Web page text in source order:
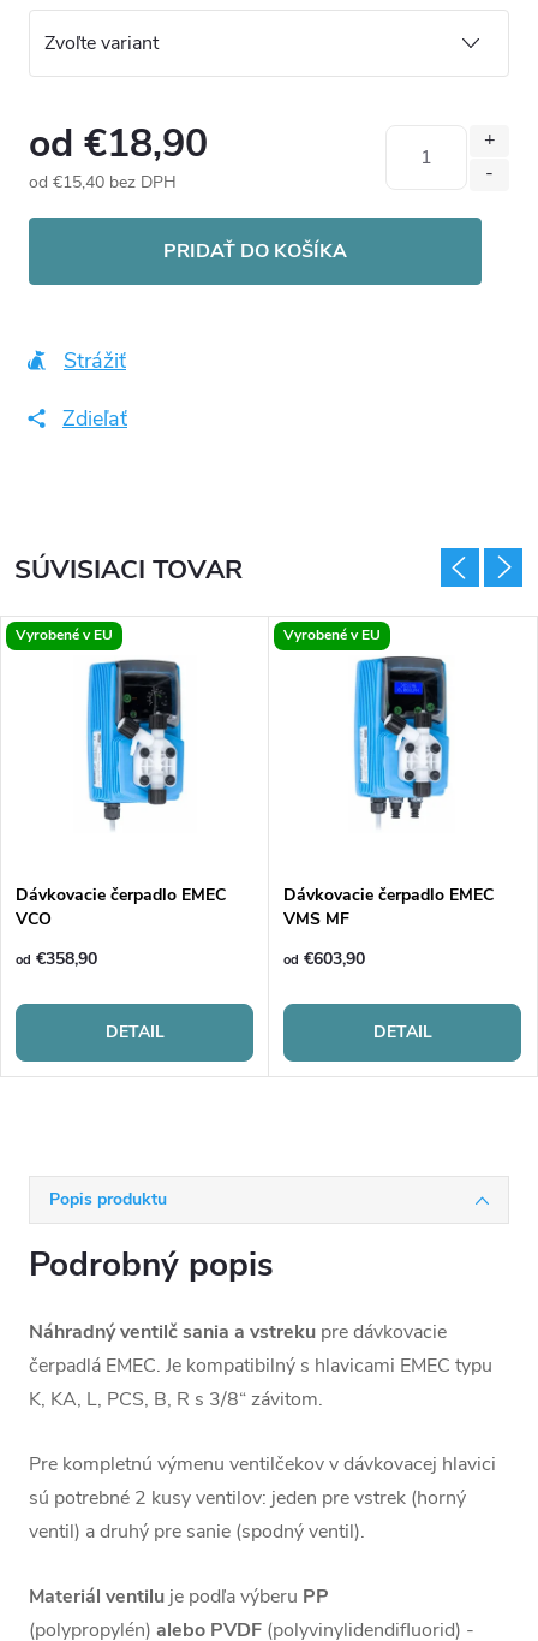
od €18,90
od €15,40 bez DPH
PRIDAŤ DO KOŠÍKA
Strážiť
Zdieľať
Popis produktu
Podrobný popis
Náhradný ventilč sania a vstreku pre dávkovacie
čerpadlá EMEC. Je kompatibilný s hlavicami EMEC typu
K, KA, L, PCS, B, R s 3/8“ závitom.
Pre kompletnú výmenu ventilčekov v dávkovacej hlavici
sú potrebné 2 kusy ventilov: jeden pre vstrek (horný
ventil) a druhý pre sanie (spodný ventil).
Materiál ventilu je podľa výberu PP
(polypropylén) alebo PVDF (polyvinylidendifluorid) -
SÚVISIACI TOVAR
Vyrobené v EU
Dávkovacie čerpadlo EMEC
VCO
od €358,90
DETAIL
Vyrobené v EU
Dávkovacie čerpadlo EMEC
VMS MF
od €603,90
DETAIL